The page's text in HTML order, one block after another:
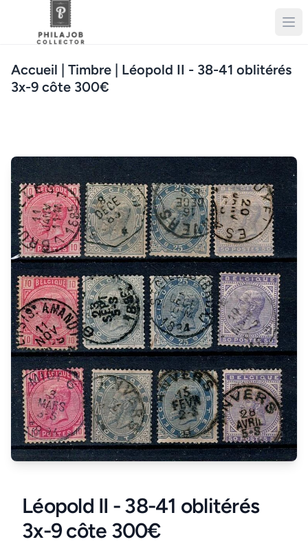
Accueil | Timbre | Léopold II - 38-41 oblitérés
3x-9 côte 300€
Léopold II - 38-41 oblitérés
3x-9 côte 300€